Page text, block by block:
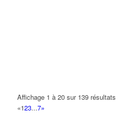
Affichage 1 à 20 sur 139 résultats
«123...7»